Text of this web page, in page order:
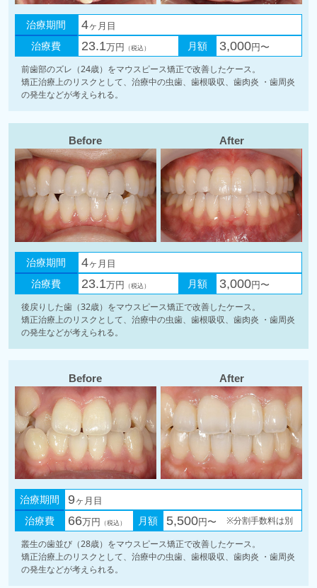
治療期間 4ヶ月目
治療費 23.1万円 （税込） 月額 3,000円〜
前歯部のズレ（24歳）をマウスピース矯正で改善したケース。
矯正治療上のリスクとして、治療中の虫歯、歯根吸収、歯肉炎 ・歯周炎
の発生などが考えられる。
Before After
治療期間 4ヶ月目
治療費 23.1万円 （税込） 月額 3,000円〜
後戻りした歯（32歳）をマウスピース矯正で改善したケース。
矯正治療上のリスクとして、治療中の虫歯、歯根吸収、歯肉炎 ・歯周炎
の発生などが考えられる。
Before After
治療期間 9ヶ月目
治療費 66万円 （税込） 月額 5,500円〜
※分割手数料は別
叢生の歯並び（28歳）をマウスピース矯正で改善したケース。
矯正治療上のリスクとして、治療中の虫歯、歯根吸収、歯肉炎 ・歯周炎
の発生などが考えられる。